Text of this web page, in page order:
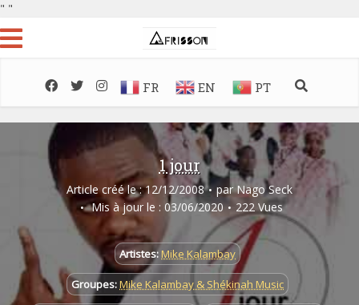
" "
FR EN PT
1 jour
Article créé le : 12/12/2008 par Nago Seck
Mis à jour le : 03/06/2020
222 Vues
Artistes: Mike Kalambay
Groupes:Mike Kalambay & Shékinah Music